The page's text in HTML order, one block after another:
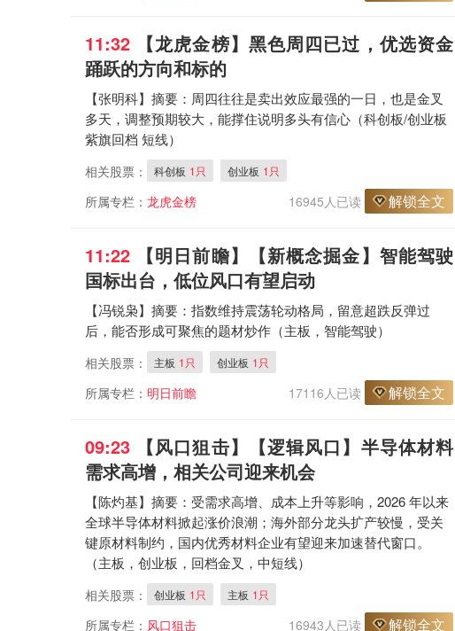
11:32 【龙虎金榜】黑色周四已过，优选资金
踊跃的方向和标的
【张明科】摘要：周四往往是卖出效应最强的一日，也是金叉
多天，调整预期较大，能撑住说明多头有信心（科创板/创业板
紫旗回档 短线）
相关股票： 科创板 1只 创业板 1只
所属专栏： 龙虎金榜 16945人已读 解锁全文
11:22 【明日前瞻】【新概念掘金】智能驾驶
国标出台，低位风口有望启动
【冯锐枭】摘要：指数维持震荡轮动格局，留意超跌反弹过
后，能否形成可聚焦的题材炒作（主板，智能驾驶）
相关股票： 主板 1只 创业板 1只
所属专栏： 明日前瞻 17116人已读 解锁全文
09:23 【风口狙击】【逻辑风口】半导体材料
需求高增，相关公司迎来机会
【陈灼基】摘要：受需求高增、成本上升等影响，2026 年以来
全球半导体材料掀起涨价浪潮；海外部分龙头扩产较慢，受关
键原材料制约，国内优秀材料企业有望迎来加速替代窗口。
（主板，创业板，回档金叉，中短线）
相关股票： 创业板 1只 主板 1只
所属专栏： 风口狙击 16943人已读 解锁全文